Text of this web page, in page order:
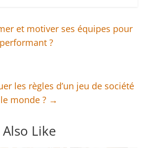
et motiver ses équipes pour
?
les règles d’un jeu de société
monde ? →
Like